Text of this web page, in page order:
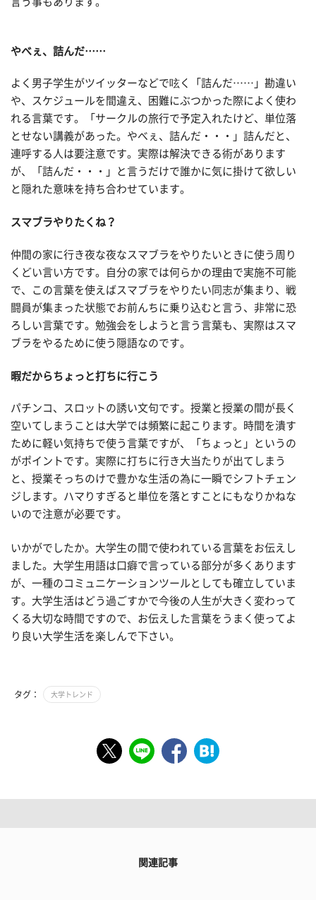
やべぇ、詰んだ……
よく男子学生がツイッターなどで呟く「詰んだ……」勘違い
や、スケジュールを間違え、困難にぶつかった際によく使わ
れる言葉です。「サークルの旅行で予定入れたけど、単位落
とせない講義があった。やべぇ、詰んだ・・・」詰んだと、
連呼する人は要注意です。実際は解決できる術があります
が、「詰んだ・・・」と言うだけで誰かに気に掛けて欲しい
と隠れた意味を持ち合わせています。
スマブラやりたくね？
仲間の家に行き夜な夜なスマブラをやりたいときに使う周り
くどい言い方です。自分の家では何らかの理由で実施不可能
で、この言葉を使えばスマブラをやりたい同志が集まり、戦
闘員が集まった状態でお前んちに乗り込むと言う、非常に恐
ろしい言葉です。勉強会をしようと言う言葉も、実際はスマ
ブラをやるために使う隠語なのです。
暇だからちょっと打ちに行こう
パチンコ、スロットの誘い文句です。授業と授業の間が長く
空いてしまうことは大学では頻繁に起こります。時間を潰す
ために軽い気持ちで使う言葉ですが、「ちょっと」というの
がポイントです。実際に打ちに行き大当たりが出てしまう
と、授業そっちのけで豊かな生活の為に一瞬でシフトチェン
ジします。ハマりすぎると単位を落とすことにもなりかねな
いので注意が必要です。
いかがでしたか。大学生の間で使われている言葉をお伝えし
ました。大学生用語は口癖で言っている部分が多くあります
が、一種のコミュニケーションツールとしても確立していま
す。大学生活はどう過ごすかで今後の人生が大きく変わって
くる大切な時間ですので、お伝えした言葉をうまく使ってよ
り良い大学生活を楽しんで下さい。
タグ： 大学トレンド
関連記事